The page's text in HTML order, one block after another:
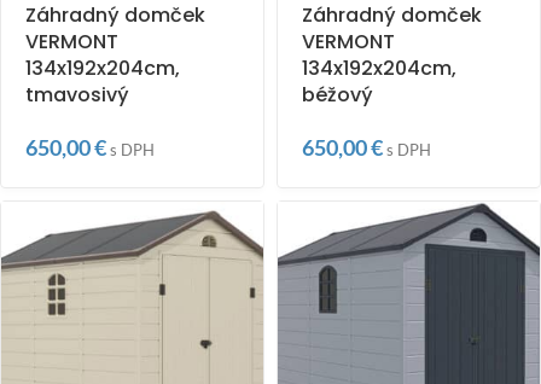
Záhradný domček
VERMONT
134x192x204cm,
tmavosivý
650,00€s DPH
Záhradný domček
VERMONT
134x192x204cm,
béžový
650,00€s DPH